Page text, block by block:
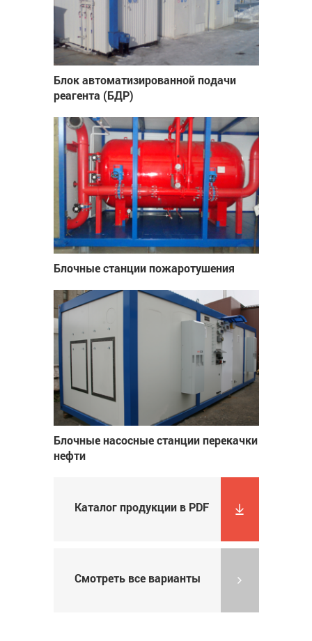
Блок автоматизированной подачи
реагента (БДР)
Блочные станции пожаротушения
Блочные насосные станции перекачки
нефти
Каталог продукции в PDF
Смотреть все варианты